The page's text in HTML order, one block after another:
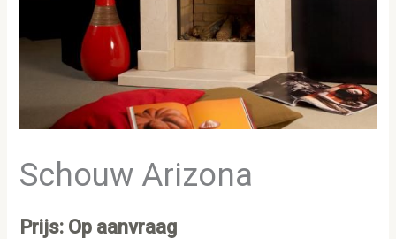
Schouw Arizona
Prijs: Op aanvraag